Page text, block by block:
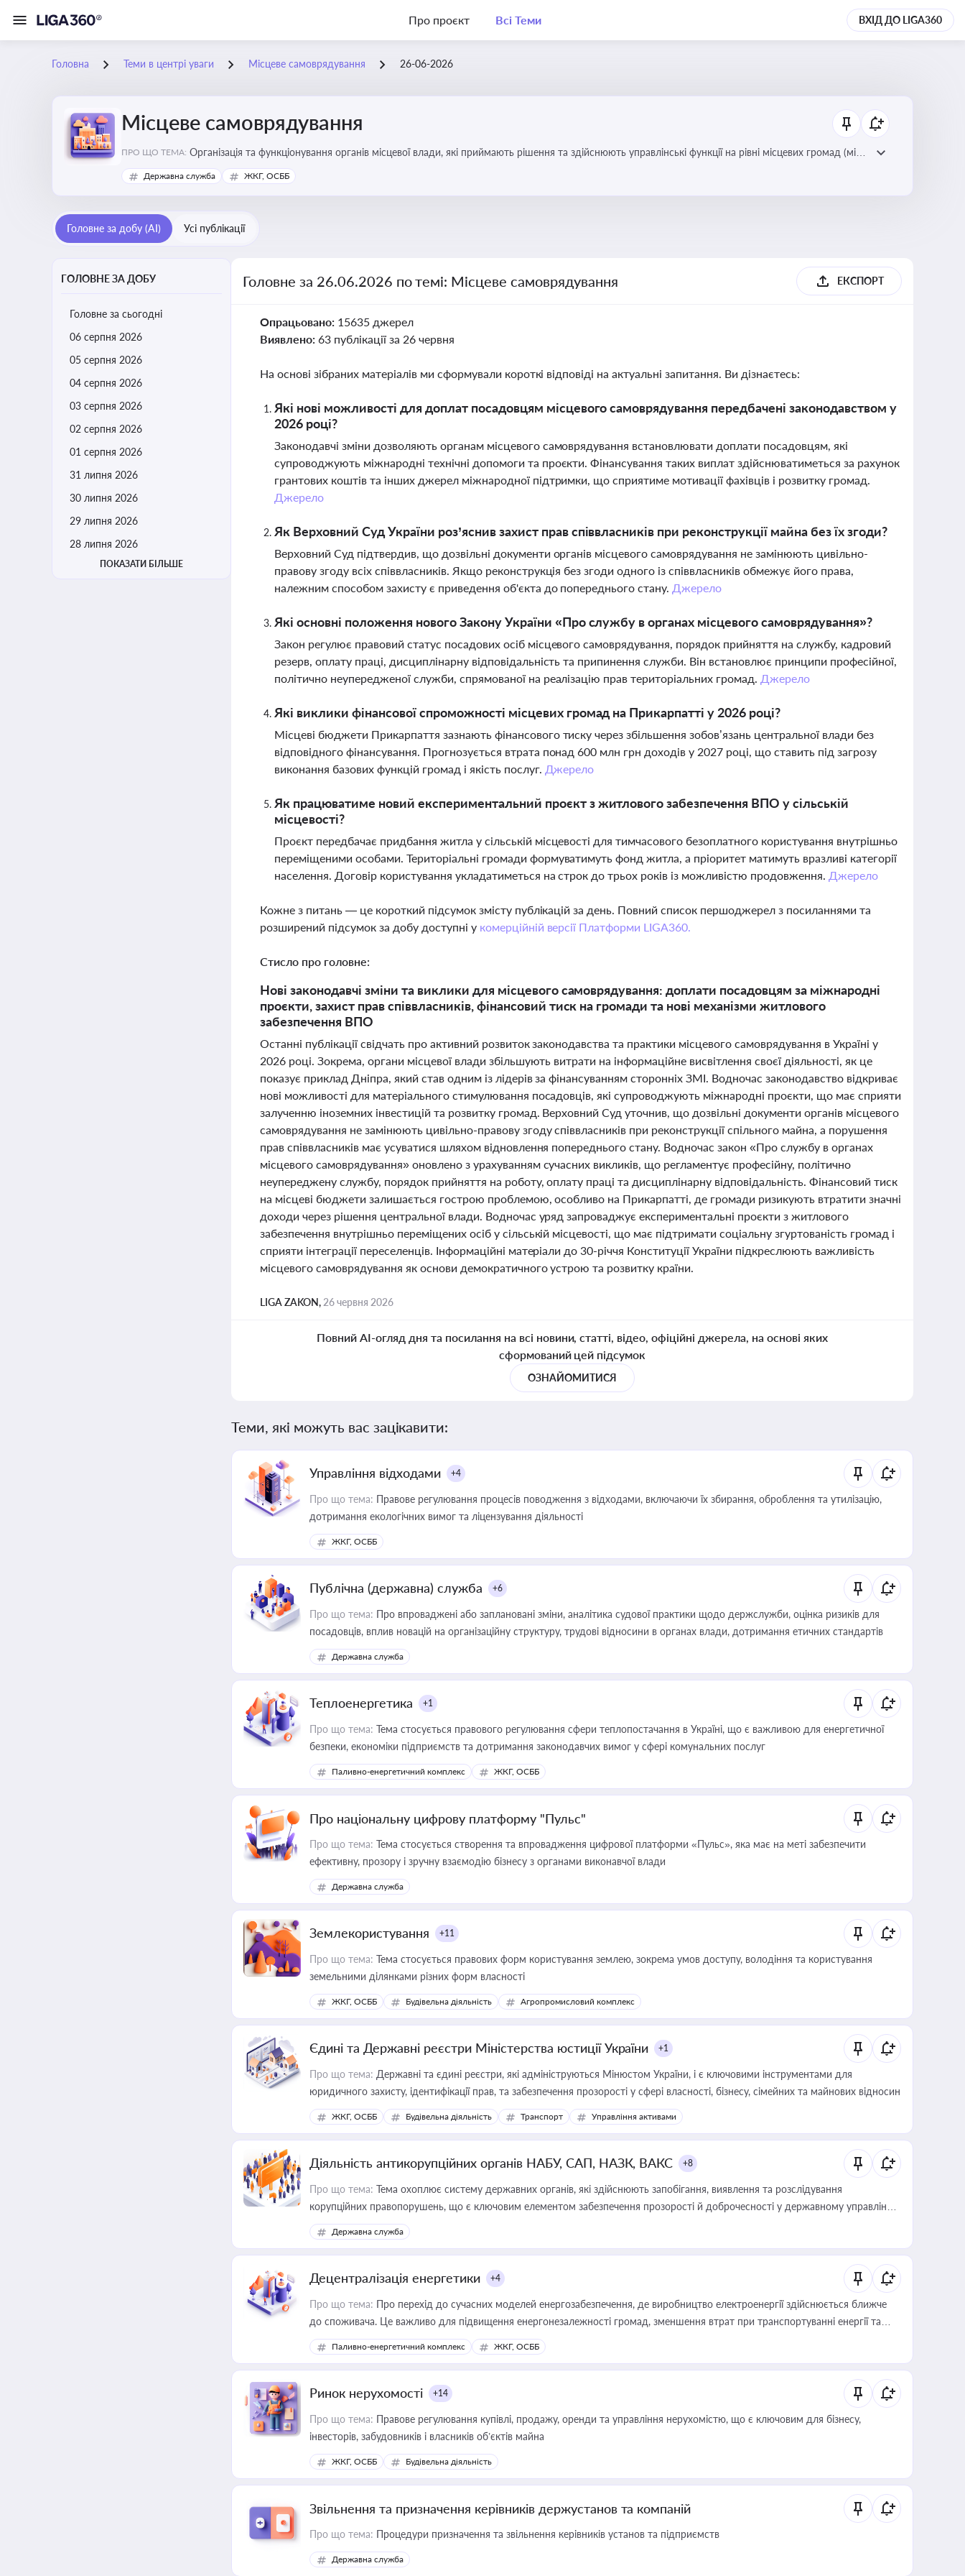
Про проєкт Всі Теми ВХІД ДО LIGA360
Головна Теми в центрі уваги Місцеве самоврядування 26-06-2026
Місцеве самоврядування
ПРО ЩО ТЕМА: Організація та функціонування органів місцевої влади, які приймають рішення та здійснюють управлінські функції на рівні місцевих громад (міст,
сіл, селищ)
Державна служба ЖКГ, ОСББ
Головне за добу (AI) Усі публікації
ГОЛОВНЕ ЗА ДОБУ
Головне за сьогодні
06 серпня 2026
05 серпня 2026
04 серпня 2026
03 серпня 2026
02 серпня 2026
01 серпня 2026
31 липня 2026
30 липня 2026
29 липня 2026
28 липня 2026
ПОКАЗАТИ БІЛЬШЕ
Головне за 26.06.2026 по темі: Місцеве самоврядування ЕКСПОРТ
Опрацьовано: 15635 джерел
Виявлено: 63 публікації за 26 червня
На основі зібраних матеріалів ми сформували короткі відповіді на актуальні запитання. Ви дізнаєтесь:
Які нові можливості для доплат посадовцям місцевого самоврядування передбачені законодавством у
2026 році?
Законодавчі зміни дозволяють органам місцевого самоврядування встановлювати доплати посадовцям, які
супроводжують міжнародні технічні допомоги та проєкти. Фінансування таких виплат здійснюватиметься за рахунок
грантових коштів та інших джерел міжнародної підтримки, що сприятиме мотивації фахівців і розвитку громад.
Джерело
Як Верховний Суд України роз’яснив захист прав співвласників при реконструкції майна без їх згоди?
Верховний Суд підтвердив, що дозвільні документи органів місцевого самоврядування не замінюють цивільно-
правову згоду всіх співвласників. Якщо реконструкція без згоди одного із співвласників обмежує його права,
належним способом захисту є приведення об'єкта до попереднього стану. Джерело
Які основні положення нового Закону України «Про службу в органах місцевого самоврядування»?
Закон регулює правовий статус посадових осіб місцевого самоврядування, порядок прийняття на службу, кадровий
резерв, оплату праці, дисциплінарну відповідальність та припинення служби. Він встановлює принципи професійної,
політично неупередженої служби, спрямованої на реалізацію прав територіальних громад. Джерело
Які виклики фінансової спроможності місцевих громад на Прикарпатті у 2026 році?
Місцеві бюджети Прикарпаття зазнають фінансового тиску через збільшення зобов’язань центральної влади без
відповідного фінансування. Прогнозується втрата понад 600 млн грн доходів у 2027 році, що ставить під загрозу
виконання базових функцій громад і якість послуг. Джерело
Як працюватиме новий експериментальний проєкт з житлового забезпечення ВПО у сільській
місцевості?
Проєкт передбачає придбання житла у сільській місцевості для тимчасового безоплатного користування внутрішньо
переміщеними особами. Територіальні громади формуватимуть фонд житла, а пріоритет матимуть вразливі категорії
населення. Договір користування укладатиметься на строк до трьох років із можливістю продовження. Джерело
Кожне з питань — це короткий підсумок змісту публікацій за день. Повний список першоджерел з посиланнями та
розширений підсумок за добу доступні у комерційній версії Платформи LIGA360.
Стисло про головне:
Нові законодавчі зміни та виклики для місцевого самоврядування: доплати посадовцям за міжнародні
проєкти, захист прав співвласників, фінансовий тиск на громади та нові механізми житлового
забезпечення ВПО
Останні публікації свідчать про активний розвиток законодавства та практики місцевого самоврядування в Україні у
2026 році. Зокрема, органи місцевої влади збільшують витрати на інформаційне висвітлення своєї діяльності, як це
показує приклад Дніпра, який став одним із лідерів за фінансуванням сторонніх ЗМІ. Водночас законодавство відкриває
нові можливості для матеріального стимулювання посадовців, які супроводжують міжнародні проєкти, що має сприяти
залученню іноземних інвестицій та розвитку громад. Верховний Суд уточнив, що дозвільні документи органів місцевого
самоврядування не замінюють цивільно-правову згоду співвласників при реконструкції спільного майна, а порушення
прав співвласників має усуватися шляхом відновлення попереднього стану. Водночас закон «Про службу в органах
місцевого самоврядування» оновлено з урахуванням сучасних викликів, що регламентує професійну, політично
неупереджену службу, порядок прийняття на роботу, оплату праці та дисциплінарну відповідальність. Фінансовий тиск
на місцеві бюджети залишається гострою проблемою, особливо на Прикарпатті, де громади ризикують втратити значні
доходи через рішення центральної влади. Водночас уряд запроваджує експериментальні проєкти з житлового
забезпечення внутрішньо переміщених осіб у сільській місцевості, що має підтримати соціальну згуртованість громад і
сприяти інтеграції переселенців. Інформаційні матеріали до 30-річчя Конституції України підкреслюють важливість
місцевого самоврядування як основи демократичного устрою та розвитку країни.
LIGA ZAKON, 26 червня 2026
Повний AI-огляд дня та посилання на всі новини, статті, відео, офіційні джерела, на основі яких
сформований цей підсумок
ОЗНАЙОМИТИСЯ
Теми, які можуть вас зацікавити:
Управління відходами +4
Про що тема: Правове регулювання процесів поводження з відходами, включаючи їх збирання, оброблення та утилізацію,
дотримання екологічних вимог та ліцензування діяльності
ЖКГ, ОСББ
Публічна (державна) служба +6
Про що тема: Про впроваджені або заплановані зміни, аналітика судової практики щодо держслужби, оцінка ризиків для
посадовців, вплив новацій на організаційну структуру, трудові відносини в органах влади, дотримання етичних стандартів
Державна служба
Теплоенергетика +1
Про що тема: Тема стосується правового регулювання сфери теплопостачання в Україні, що є важливою для енергетичної
безпеки, економіки підприємств та дотримання законодавчих вимог у сфері комунальних послуг
Паливно-енергетичний комплекс ЖКГ, ОСББ
Про національну цифрову платформу "Пульс"
Про що тема: Тема стосується створення та впровадження цифрової платформи «Пульс», яка має на меті забезпечити
ефективну, прозору і зручну взаємодію бізнесу з органами виконавчої влади
Державна служба
Землекористування +11
Про що тема: Тема стосується правових форм користування землею, зокрема умов доступу, володіння та користування
земельними ділянками різних форм власності
ЖКГ, ОСББ Будівельна діяльність Агропромисловий комплекс
Єдині та Державні реєстри Міністерства юстиції України +1
Про що тема: Державні та єдині реєстри, які адмініструються Мінюстом України, і є ключовими інструментами для
юридичного захисту, ідентифікації прав, та забезпечення прозорості у сфері власності, бізнесу, сімейних та майнових відносин
ЖКГ, ОСББ Будівельна діяльність Транспорт Управління активами
Діяльність антикорупційних органів НАБУ, САП, НАЗК, ВАКС +8
Про що тема: Тема охоплює систему державних органів, які здійснюють запобігання, виявлення та розслідування
корупційних правопорушень, що є ключовим елементом забезпечення прозорості й доброчесності у державному управлінні
та бізнесі
Державна служба
Децентралізація енергетики +4
Про що тема: Про перехід до сучасних моделей енергозабезпечення, де виробництво електроенергії здійснюється ближче
до споживача. Це важливо для підвищення енергонезалежності громад, зменшення втрат при транспортуванні енергії та
стимулювання розвитку відновлюваних джерел
Паливно-енергетичний комплекс ЖКГ, ОСББ
Ринок нерухомості +14
Про що тема: Правове регулювання купівлі, продажу, оренди та управління нерухомістю, що є ключовим для бізнесу,
інвесторів, забудовників і власників об’єктів майна
ЖКГ, ОСББ Будівельна діяльність
Звільнення та призначення керівників держустанов та компаній
Про що тема: Процедури призначення та звільнення керівників установ та підприємств
Державна служба